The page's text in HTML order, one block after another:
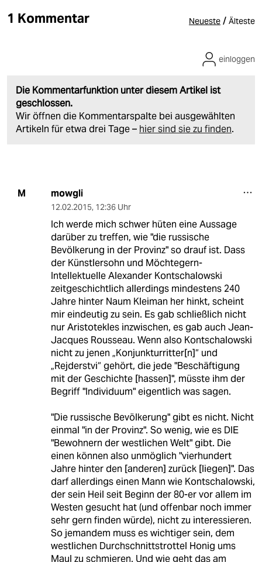
1 Kommentar Neueste / Älteste
Die Kommentarfunktion unter diesem Artikel ist
geschlossen.
Wir öffnen die Kommentarspalte bei ausgewählten
Artikeln für etwa drei Tage – hier sind sie zu finden.
einloggen
M mowgli
12.02.2015, 12:36 Uhr
Ich werde mich schwer hüten eine Aussage
darüber zu treffen, wie "die russische
Bevölkerung in der Provinz" so drauf ist. Dass
der Künstlersohn und Möchtegern-
Intellektuelle Alexander Kontschalowski
zeitgeschichtlich allerdings mindestens 240
Jahre hinter Naum Kleiman her hinkt, scheint
mir eindeutig zu sein. Es gab schließlich nicht
nur Aristotekles inzwischen, es gab auch Jean-
Jacques Rousseau. Wenn also Kontschalowski
nicht zu jenen „Konjunkturritter[n]“ und
„Rejderstvi“ gehört, die jede "Beschäftigung
mit der Geschichte [hassen]", müsste ihm der
Begriff "Individuum" eigentlich was sagen.
"Die russische Bevölkerung" gibt es nicht. Nicht
einmal "in der Provinz". So wenig, wie es DIE
"Bewohnern der westlichen Welt" gibt. Die
einen können also unmöglich "vierhundert
Jahre hinter den [anderen] zurück [liegen]". Das
darf allerdings einen Mann wie Kontschalowski,
der sein Heil seit Beginn der 80-er vor allem im
Westen gesucht hat (und offenbar noch immer
sehr gern finden würde), nicht zu interessieren.
So jemandem muss es wichtiger sein, dem
westlichen Durchschnittstrottel Honig ums
Maul zu schmieren. Und wie geht das am